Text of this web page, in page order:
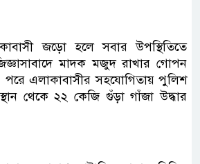
জড়ো হলে সবার উপস্থিতিতে
মাদক মজুদ রাখার গোপন
পরে এলাকাবাসীর সহযোগিতায় পুলিশ
থেকে ২২ কেজি গুঁড়া গাঁজা উদ্ধার